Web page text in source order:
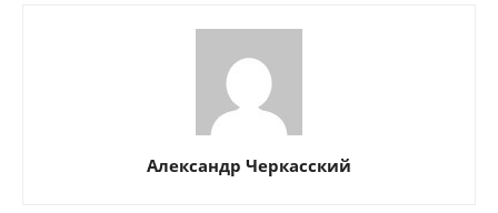
Александр Черкасский